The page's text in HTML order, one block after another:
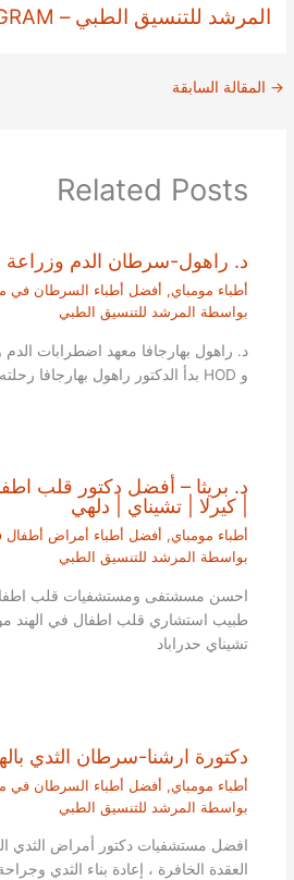
المرشد للتنسيق الطبي – INSTAGRAM
→ المقالة السابقة
Related Posts
د. راهول-سرطان الدم وزراعة
أطباء مومباي, أفضل أطباء السرطان في
بواسطة المرشد للتنسيق الطبي
د. راهول بهارجافا معهد اضطرابات الدم
و HOD بدأ الدكتور راهول بهارجافا رحلته في زراعة الخلايا […]
د. بريثا – أفضل دكتور قلب
| كيرلا | تشيناي | دلهي
أطباء مومباي, أفضل أطباء أمراض أطفال في
بواسطة المرشد للتنسيق الطبي
احسن مسشتفى ومستشفيات قلب
طبيب استشاري قلب اطفال في الهند
تشيناي حدراباد
دكتورة ارشنا-سرطان الثدي
أطباء مومباي, أفضل أطباء السرطان في
بواسطة المرشد للتنسيق الطبي
افضل مستشفيات دكتور أمراض الثدي
العقدة الخافرة ، إعادة بناء الثدي